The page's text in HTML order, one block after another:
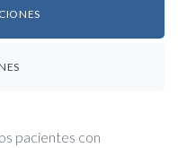
pacientes con